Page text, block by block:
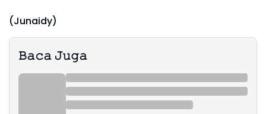
(Junaidy)
𝙱𝚊𝚌𝚊 𝙹𝚞𝚐𝚊